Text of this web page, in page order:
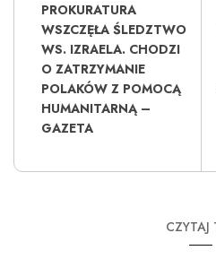
PROKURATURA
WSZCZĘŁA ŚLEDZTWO
WS. IZRAELA. CHODZI
O ZATRZYMANIE
POLAKÓW Z POMOCĄ
HUMANITARNĄ –
GAZETA
CZYTAJ